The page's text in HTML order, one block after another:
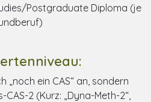
Postgraduate Diploma (je
„noch ein CAS“ an, sondern
2 (Kurz: „Dyna-Meth-2“,